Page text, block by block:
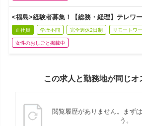
<福島>経験者募集！【総務・経理】テレワ
正社員 学歴不問 完全週休2日制 リモートワ
女性のおしごと掲載中
この求人と勤務地が同じオ
閲覧履歴がありません。まず
う。